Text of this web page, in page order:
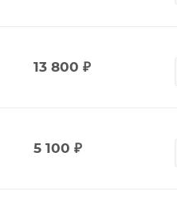
13 800 ₽
5 100 ₽